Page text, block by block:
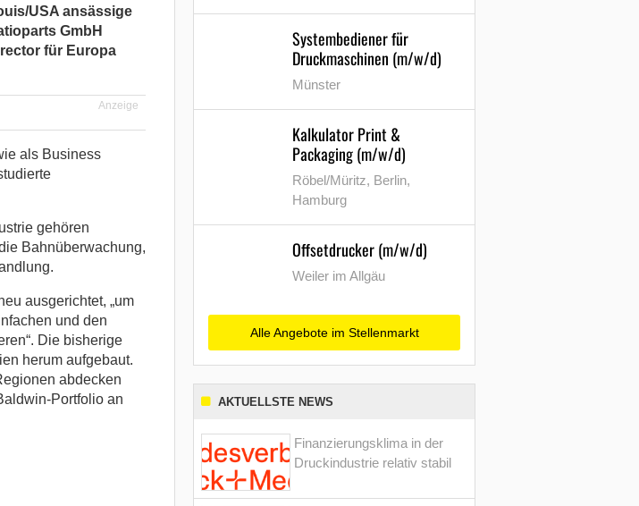
USA ansässige
GmbH
für Europa
Anzeige
als Business
gehören
Bahnüberwachung,
ausgerichtet, „um
und den
Die bisherige
herum aufgebaut.
abdecken
Portfolio an
Systembediener für
Druckmaschinen (m/w/d)
Münster
Kalkulator Print &
Packaging (m/w/d)
Röbel/Müritz, Berlin,
Hamburg
Offsetdrucker (m/w/d)
Weiler im Allgäu
Alle Angebote im Stellenmarkt
AKTUELLSTE NEWS
Finanzierungsklima in der
Druckindustrie relativ stabil